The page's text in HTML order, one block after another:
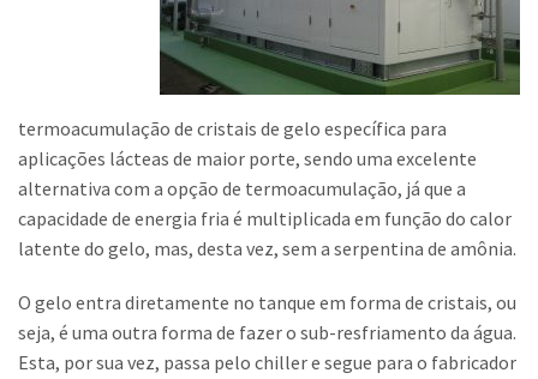
termoacumulação de cristais de gelo específica para
aplicações lácteas de maior porte, sendo uma excelente
alternativa com a opção de termoacumulação, já que a
capacidade de energia fria é multiplicada em função do calor
latente do gelo, mas, desta vez, sem a serpentina de amônia.
O gelo entra diretamente no tanque em forma de cristais, ou
seja, é uma outra forma de fazer o sub-resfriamento da água.
Esta, por sua vez, passa pelo chiller e segue para o fabricador